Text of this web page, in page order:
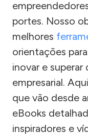
portes. Nosso
melhores
orientações
inovar e superar
empresarial.
que vão desde
eBooks
inspiradores e